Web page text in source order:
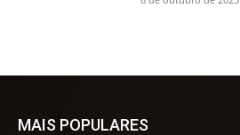
MAIS POPULARES